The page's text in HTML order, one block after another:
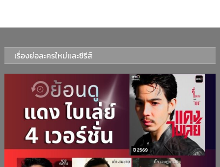
เรื่องย่อละครใหม่และซีรีส์